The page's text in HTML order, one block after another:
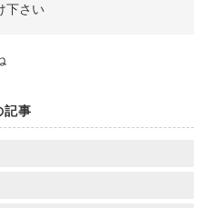
下さい
記事